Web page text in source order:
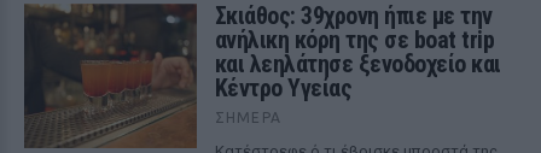
Σκιάθος: 39χρονη ήπιε με την
ανήλικη κόρη της σε boat trip
και λεηλάτησε ξενοδοχείο και
Κέντρο Υγείας
ΣΉΜΕΡΑ